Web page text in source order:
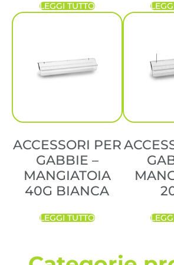
LEGGI TUTTO
ACCESSORI PER
GABBIE –
MANGIATOIA
40G BIANCA
LEGGI TUTTO